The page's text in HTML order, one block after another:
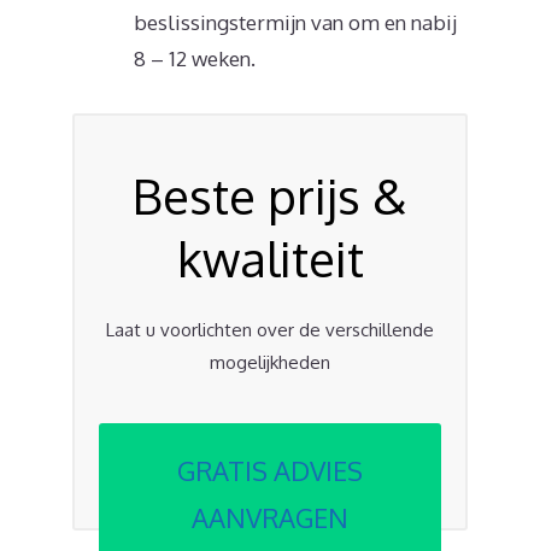
beslissingstermijn van om en nabij
8 – 12 weken.
Beste prijs &
kwaliteit
Laat u voorlichten over de verschillende
mogelijkheden
GRATIS ADVIES
AANVRAGEN